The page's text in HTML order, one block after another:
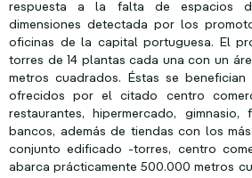
respuesta a la falta de espacios
dimensiones detectada por los
oficinas de la capital portuguesa. El
torres de 14 plantas cada una con un
metros cuadrados. Éstas se
ofrecidos por el citado centro
restaurantes, hipermercado, gimnasio,
bancos, además de tiendas con los
conjunto edificado -torres, centro
abarca prácticamente 500.000 metros